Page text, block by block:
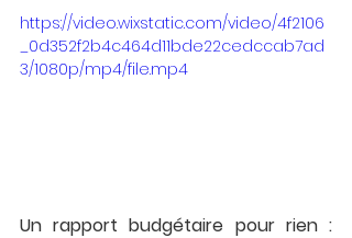
https://video.wixstatic.com/video/4f2106
_0d352f2b4c464d11bde22cedccab7ad
3/1080p/mp4/file.mp4